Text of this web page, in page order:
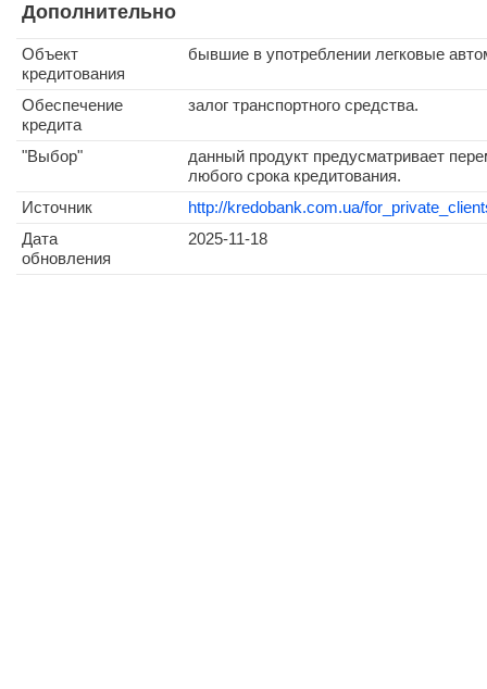
Дополнительно
Объект
кредитования
бывшие в употреблении легковые
Обеспечение
кредита
залог транспортного средства.
"Выбор"
данный продукт предусматривает
любого срока кредитования.
Источник
http://kredobank.com.ua/
Дата
обновления
2025-11-18